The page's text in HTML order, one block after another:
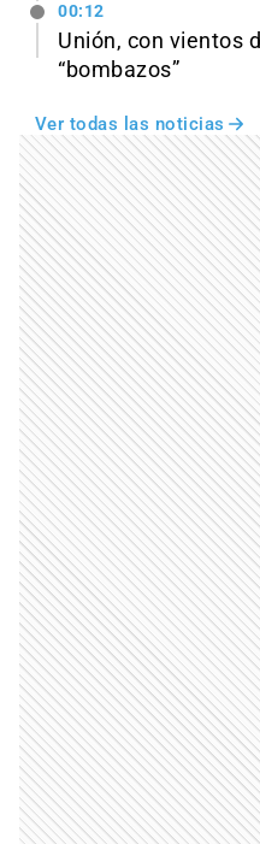
00:12
Unión, con vientos
“bombazos”
Ver todas las noticias